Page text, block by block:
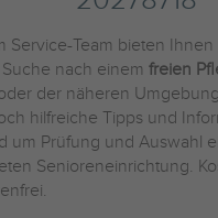
Service-Team bieten
nach einem freien
der näheren
hilfreiche Tipps und
um Prüfung und Auswahl
Senioreneinrichtung.